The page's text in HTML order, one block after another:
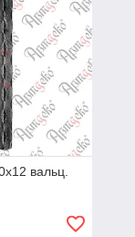
вальц.